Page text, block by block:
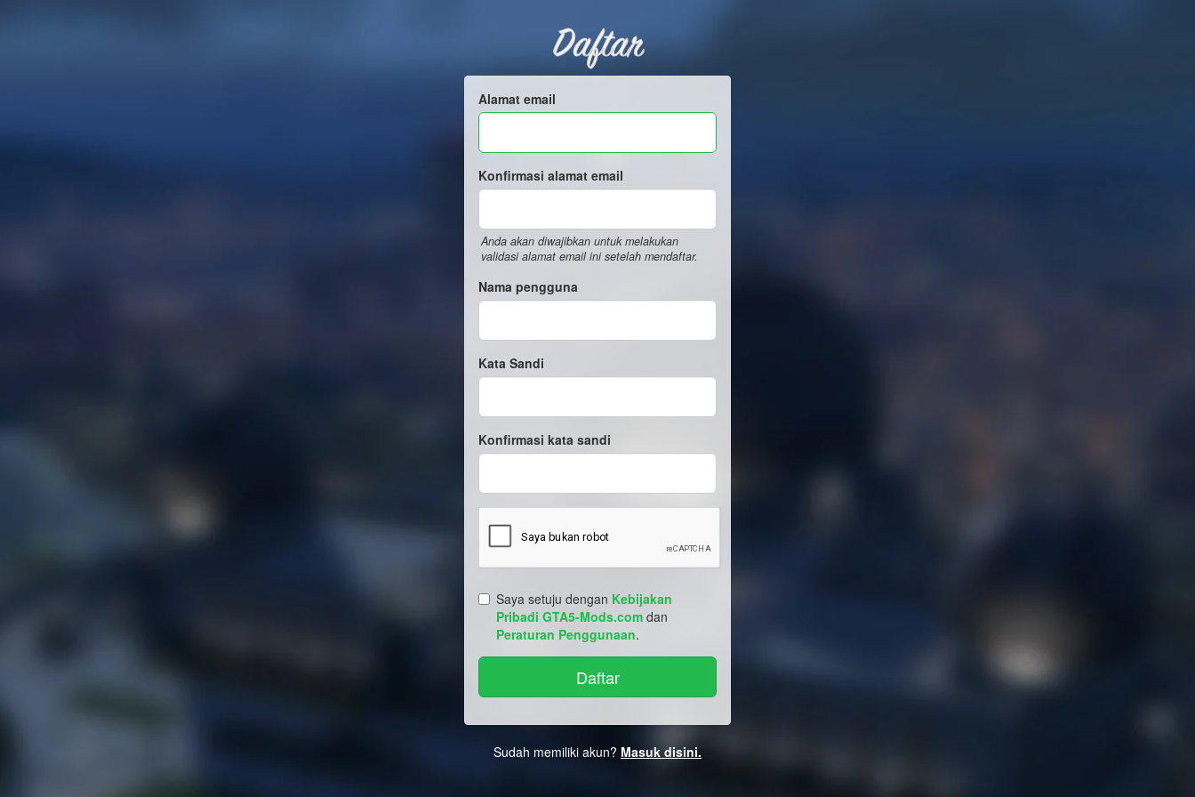
Daftar
Alamat email
Konfirmasi alamat email
Anda akan diwajibkan untuk melakukan
validasi alamat email ini setelah mendaftar.
Nama pengguna
Kata Sandi
Konfirmasi kata sandi
Saya setuju dengan Kebijakan
Pribadi GTA5-Mods.com dan
Peraturan Penggunaan.
Sudah memiliki akun? Masuk disini.